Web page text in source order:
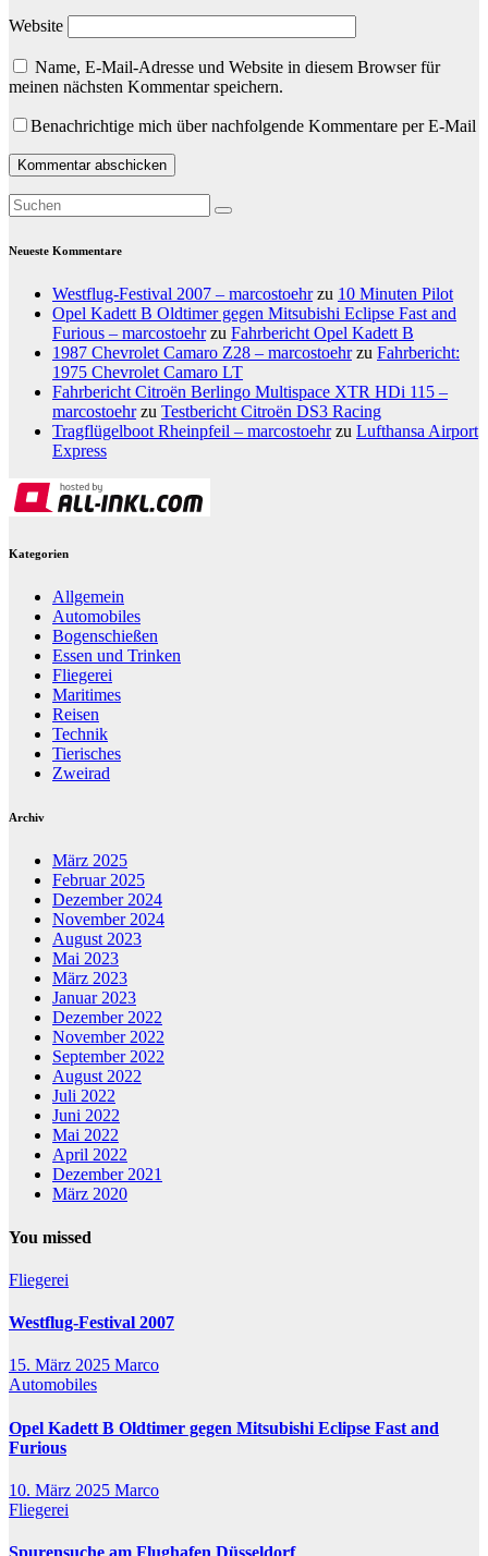
Website
Name, E-Mail-Adresse und Website in diesem Browser für
meinen nächsten Kommentar speichern.
Benachrichtige mich über nachfolgende Kommentare per E-Mail
Neueste Kommentare
Westflug-Festival 2007 – marcostoehrzu 10 Minuten Pilot
Opel Kadett B Oldtimer gegen Mitsubishi Eclipse Fast and
Furious – marcostoehrzu Fahrbericht Opel Kadett B
1987 Chevrolet Camaro Z28 – marcostoehrzu Fahrbericht:
1975 Chevrolet Camaro LT
Fahrbericht Citroën Berlingo Multispace XTR HDi 115 –
marcostoehrzu Testbericht Citroën DS3 Racing
Tragflügelboot Rheinpfeil – marcostoehrzu Lufthansa Airport
Express
Kategorien
Allgemein
Automobiles
Bogenschießen
Essen und Trinken
Fliegerei
Maritimes
Reisen
Technik
Tierisches
Zweirad
Archiv
März 2025
Februar 2025
Dezember 2024
November 2024
August 2023
Mai 2023
März 2023
Januar 2023
Dezember 2022
November 2022
September 2022
August 2022
Juli 2022
Juni 2022
Mai 2022
April 2022
Dezember 2021
März 2020
You missed
Fliegerei
Westflug-Festival 2007
15. März 2025 Marco
Automobiles
Opel Kadett B Oldtimer gegen Mitsubishi Eclipse Fast and
Furious
10. März 2025 Marco
Fliegerei